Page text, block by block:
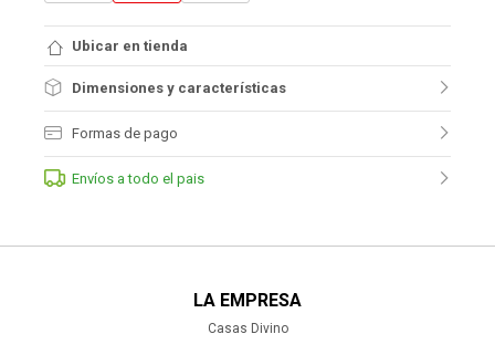
Ubicar en tienda
Dimensiones y características
Formas de pago
Envíos a todo el pais
LA EMPRESA
Casas Divino